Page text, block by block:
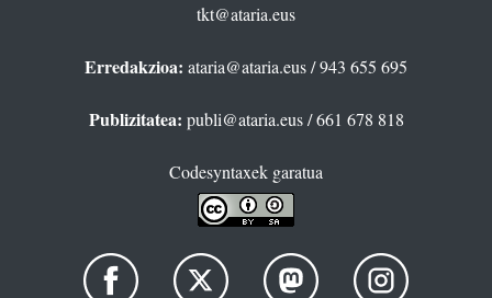
tkt@ataria.eus
Erredakzioa: ataria@ataria.eus/ 943 655 695
Publizitatea: publi@ataria.eus/ 661 678 818
Codesyntaxek garatua